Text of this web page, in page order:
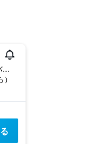
19-25 The Esplanade, バンダバーグ, QLD, オーストラリア